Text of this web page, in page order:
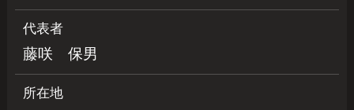
代表者
藤咲 保男
所在地